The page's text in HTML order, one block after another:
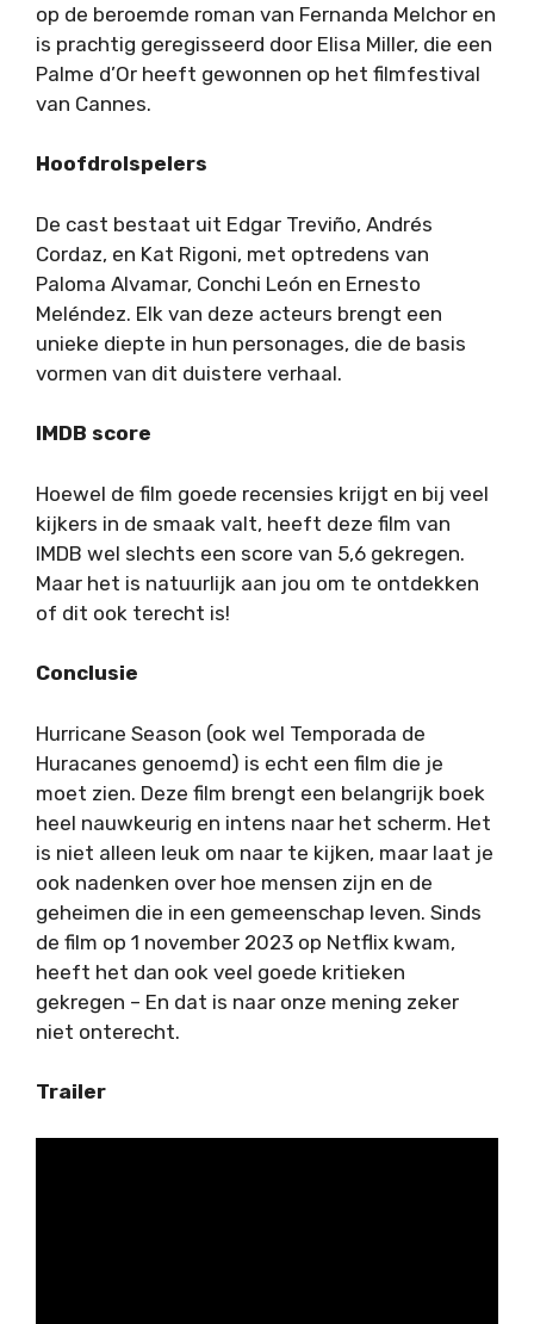
op de beroemde roman van Fernanda Melchor en
is prachtig geregisseerd door Elisa Miller, die een
Palme d’Or heeft gewonnen op het filmfestival
van Cannes.
Hoofdrolspelers
De cast bestaat uit Edgar Treviño, Andrés
Cordaz, en Kat Rigoni, met optredens van
Paloma Alvamar, Conchi León en Ernesto
Meléndez. Elk van deze acteurs brengt een
unieke diepte in hun personages, die de basis
vormen van dit duistere verhaal.
IMDB score
Hoewel de film goede recensies krijgt en bij veel
kijkers in de smaak valt, heeft deze film van
IMDB wel slechts een score van 5,6 gekregen.
Maar het is natuurlijk aan jou om te ontdekken
of dit ook terecht is!
Conclusie
Hurricane Season (ook wel Temporada de
Huracanes genoemd) is echt een film die je
moet zien. Deze film brengt een belangrijk boek
heel nauwkeurig en intens naar het scherm. Het
is niet alleen leuk om naar te kijken, maar laat je
ook nadenken over hoe mensen zijn en de
geheimen die in een gemeenschap leven. Sinds
de film op 1 november 2023 op Netflix kwam,
heeft het dan ook veel goede kritieken
gekregen – En dat is naar onze mening zeker
niet onterecht.
Trailer